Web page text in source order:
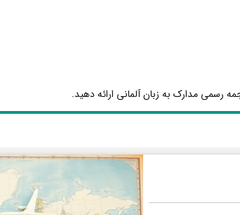
رسمی مدارک به زبان آلمانی ارائه دهید.